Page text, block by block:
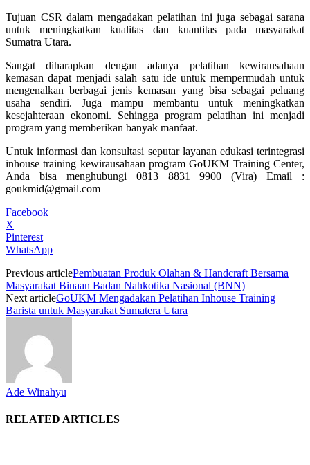
Tujuan CSR dalam mengadakan pelatihan ini juga sebagai sarana
untuk meningkatkan kualitas dan kuantitas pada masyarakat
Sumatra Utara.
Sangat diharapkan dengan adanya pelatihan kewirausahaan
kemasan dapat menjadi salah satu ide untuk mempermudah untuk
mengenalkan berbagai jenis kemasan yang bisa sebagai peluang
usaha sendiri. Juga mampu membantu untuk meningkatkan
kesejahteraan ekonomi. Sehingga program pelatihan ini menjadi
program yang memberikan banyak manfaat.
Untuk informasi dan konsultasi seputar layanan edukasi terintegrasi
inhouse training kewirausahaan program GoUKM Training Center,
Anda bisa menghubungi 0813 8831 9900 (Vira) Email :
goukmid@gmail.com
Facebook
X
Pinterest
WhatsApp
Previous articlePembuatan Produk Olahan & Handcraft Bersama
Masyarakat Binaan Badan Nahkotika Nasional (BNN)
Next articleGoUKM Mengadakan Pelatihan Inhouse Training
Barista untuk Masyarakat Sumatera Utara
Ade Winahyu
RELATED ARTICLES